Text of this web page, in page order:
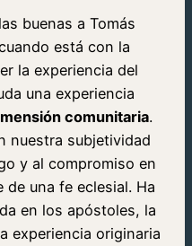
buenas a Tomás
está con la
la experiencia del
una experiencia
comunitaria.
nuestra subjetividad
y al compromiso en
de una fe eclesial. Ha
en los apóstoles, la
experiencia originaria